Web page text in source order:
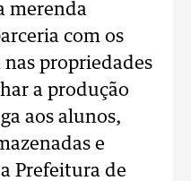
merenda
com os
propriedades
a produção
aos alunos,
e
Prefeitura de